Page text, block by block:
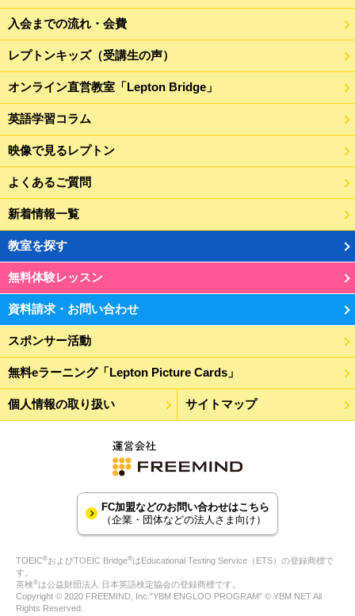
入会までの流れ・会費
レプトンキッズ（受講生の声）
オンライン直営教室「Lepton Bridge」
英語学習コラム
映像で見るレプトン
よくあるご質問
新着情報一覧
教室を探す
無料体験レッスン
資料請求・お問い合わせ
スポンサー活動
無料eラーニング「Lepton Picture Cards」
個人情報の取り扱い サイトマップ
FC加盟などのお問い合わせはこちら
（企業・団体などの法人さま向け）
TOEIC®およびTOEIC Bridge®はEducational Testing Service（ETS）の登録商標で
す。
英検®は公益財団法人 日本英語検定協会の登録商標です。
Copyright © 2020 FREEMIND, Inc.“YBM ENGLOO PROGRAM” © YBM NET All
Rights Reserved.